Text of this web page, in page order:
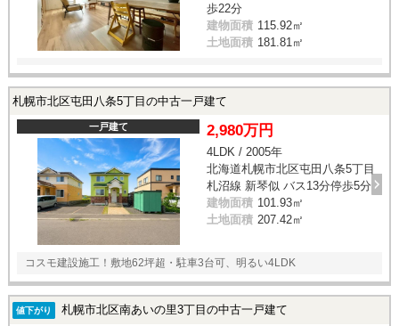
歩22分
建物面積 115.92㎡
土地面積 181.81㎡
札幌市北区屯田八条5丁目の中古一戸建て
一戸建て 2,980万円
4LDK / 2005年
北海道札幌市北区屯田八条5丁目
札沼線 新琴似 バス13分停歩5分
建物面積 101.93㎡
土地面積 207.42㎡
コスモ建設施工！敷地62坪超・駐車3台可、明るい4LDK
値下がり 札幌市北区南あいの里3丁目の中古一戸建て